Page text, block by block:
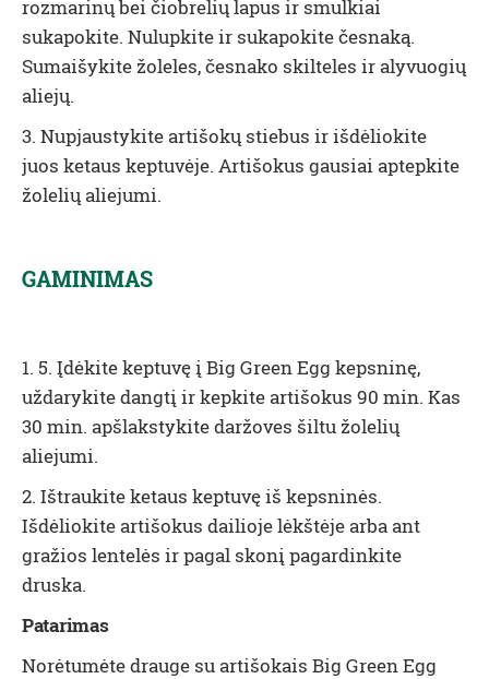
rozmarinų bei čiobrelių lapus ir smulkiai
sukapokite. Nulupkite ir sukapokite česnaką.
Sumaišykite žoleles, česnako skilteles ir alyvuogių
aliejų.
3. Nupjaustykite artišokų stiebus ir išdėliokite
juos ketaus keptuvėje. Artišokus gausiai aptepkite
žolelių aliejumi.
GAMINIMAS
1. 5. Įdėkite keptuvę į Big Green Egg kepsninę,
uždarykite dangtį ir kepkite artišokus 90 min. Kas
30 min. apšlakstykite daržoves šiltu žolelių
aliejumi.
2. Ištraukite ketaus keptuvę iš kepsninės.
Išdėliokite artišokus dailioje lėkštėje arba ant
gražios lentelės ir pagal skonį pagardinkite
druska.
Patarimas
Norėtumėte drauge su artišokais Big Green Egg